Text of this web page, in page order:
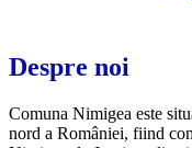
Despre noi
Comuna Nimigea este
nord a României, fiind